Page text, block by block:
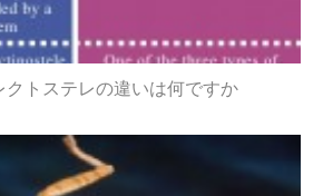
クトステレの違いは何ですか